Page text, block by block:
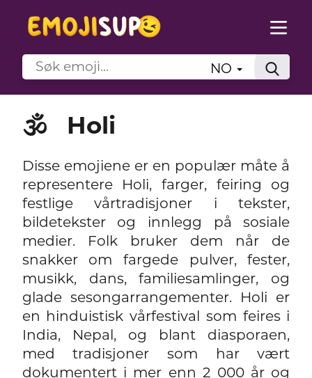
NO
🕉️ Holi
Disse emojiene er en populær måte å
representere Holi, farger, feiring og
festlige vårtradisjoner i tekster,
bildetekster og innlegg på sosiale
medier. Folk bruker dem når de
snakker om fargede pulver, fester,
musikk, dans, familiesamlinger, og
glade sesongarrangementer. Holi er
en hinduistisk vårfestival som feires i
India, Nepal, og blant diasporaen,
med tradisjoner som har vært
dokumentert i mer enn 2 000 år og